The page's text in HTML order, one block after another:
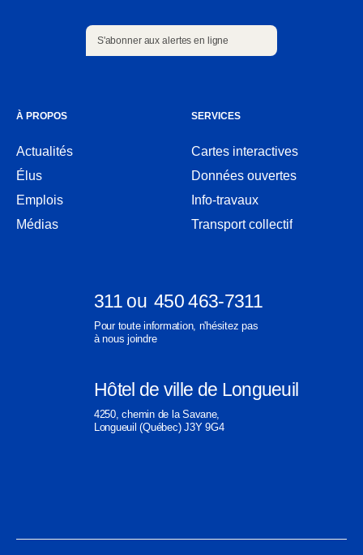
S'abonner aux alertes en ligne
À PROPOS
Actualités
Élus
Emplois
Médias
SERVICES
Cartes interactives
Ouvre
dans
une
nouvelle
Données ouvertes
Ouvre
dans
une
Info-travaux
Transport collectif
311Ouvre
dans
une
fenêtre
ou 450 463-7311
Ouvre
dans
fenêtre
Pour toute information, n'hésitez pas
à nous joindre
Hôtel de ville de Longueuil
Ouvre
dans
4250, chemin de la Savane,
Longueuil (Québec) J3Y 9G4